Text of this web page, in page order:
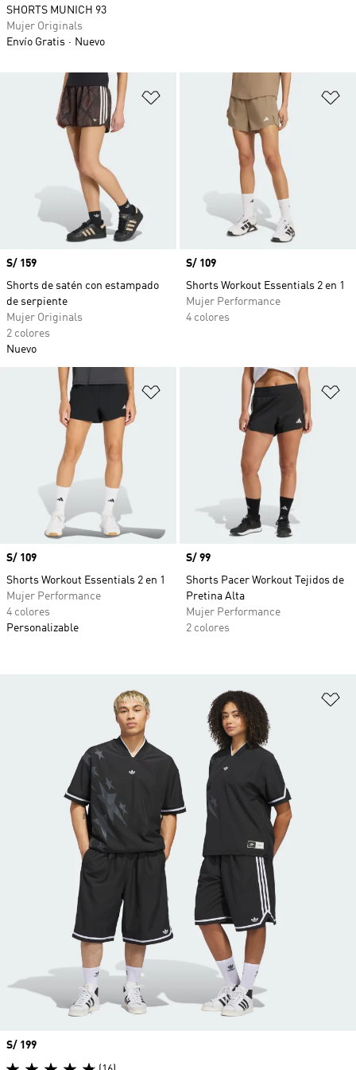
Añadir a la lista de deseos
Precio
S/ 159
Shorts de satén con estampado
de serpiente
Mujer Originals
2 colores
Nuevo
Precio
S/ 109
Shorts Workout Essentials 2 en 1
Mujer Performance
4 colores
Añadir a la lista de deseos
Precio
S/ 109
Shorts Workout Essentials 2 en 1
Mujer Performance
4 colores
Personalizable
Precio
S/ 99
Shorts Pacer Workout Tejidos de
Pretina Alta
Mujer Performance
2 colores
SHORTS MUNICH 93
Mujer Originals
Envío Gratis
Nuevo
Precio
S/ 199